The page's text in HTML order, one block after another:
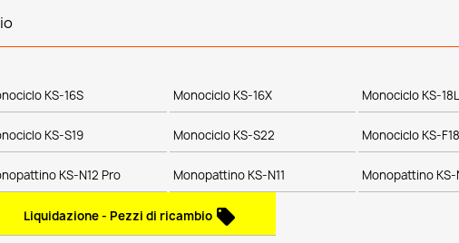
KS-16S Monociclo KS-16X Monociclo KS-
KS-S19 Monociclo KS-S22 Monociclo KS-F18
KS-N12 Pro Monopattino KS-N11 Monopattino KS-
Liquidazione - Pezzi di ricambio local_offer